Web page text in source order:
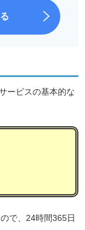
ービスの基本的な
で、24時間365日